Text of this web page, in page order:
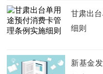
甘肃出
细则
新基金